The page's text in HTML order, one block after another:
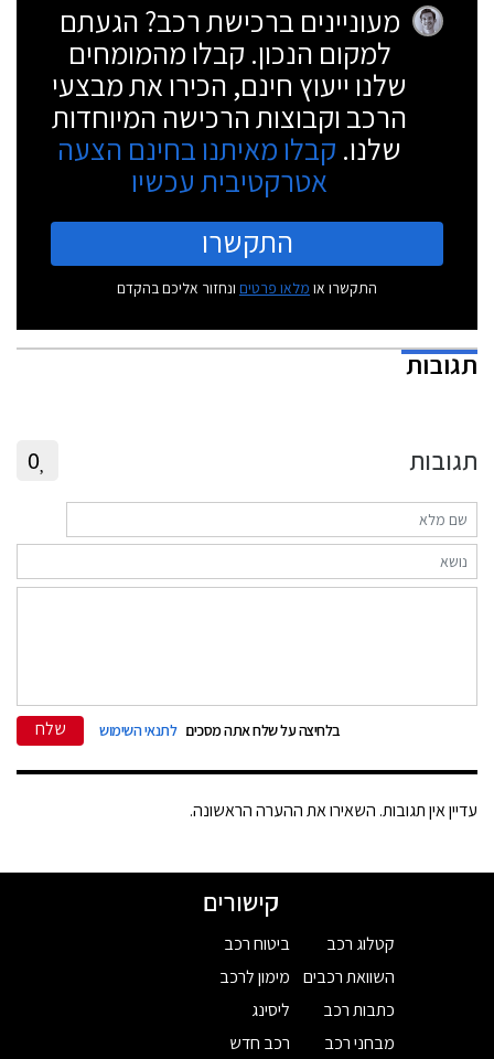
מעוניינים ברכישת רכב? הגעתם
למקום הנכון. קבלו מהמומחים
שלנו ייעוץ חינם, הכירו את מבצעי
הרכב וקבוצות הרכישה המיוחדות
שלנו. קבלו מאיתנו בחינם הצעה
אטרקטיבית עכשיו
התקשרו
התקשרו או מלאו פרטים ונחזור אליכם בהקדם
תגובות
תגובות 0
בלחיצה על שלח אתה מסכים לתנאי השימוש שלח
עדיין אין תגובות. השאירו את ההערה הראשונה.
קישורים
קטלוג רכב
השוואת רכבים
כתבות רכב
מבחני רכב
ביטוח רכב
מימון לרכב
ליסינג
רכב חדש